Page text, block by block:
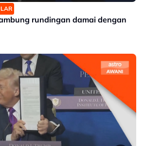
rundingan damai dengan